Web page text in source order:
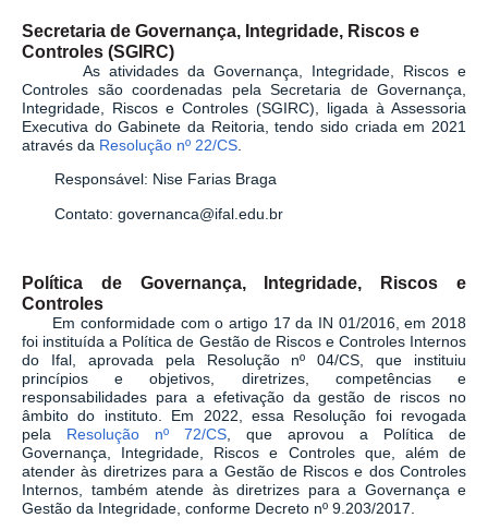
Secretaria de Governança, Integridade, Riscos e
Controles (SGIRC)
As atividades da Governança, Integridade, Riscos e
Controles são coordenadas pela Secretaria de Governança,
Integridade, Riscos e Controles (SGIRC), ligada à Assessoria
Executiva do Gabinete da Reitoria, tendo sido criada em 2021
através da Resolução nº 22/CS
Responsável: Nise Farias Braga
Contato: governanca@ifal.edu.br
Política de Governança, Integridade, Riscos e
Controles
Em conformidade com o artigo 17 da IN 01/2016, em 2018
foi instituída a Política de Gestão de Riscos e Controles Internos
do Ifal, aprovada pela Resolução nº 04/CS, que instituiu
princípios e objetivos, diretrizes, competências e
responsabilidades para a efetivação da gestão de riscos no
âmbito do instituto. Em 2022, essa Resolução foi revogada
pela Resolução nº 72/CS, que aprovou a Política de
Governança, Integridade, Riscos e Controlesque, além de
atender às diretrizes para a Gestão de Riscos e dos Controles
Internos, também atende às diretrizes para a Governança e
Gestão da Integridade, conforme Decreto nº 9.203/2017.